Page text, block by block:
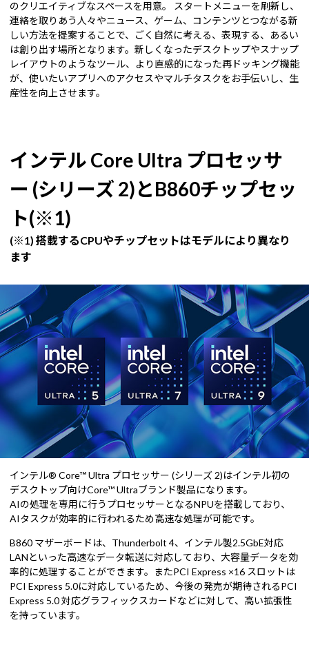
のクリエイティブなスペースを用意。 スタートメニューを刷新し、
連絡を取りあう人々やニュース、ゲーム、コンテンツとつながる新
しい方法を提案することで、ごく自然に考える、表現する、あるい
は創り出す場所となります。新しくなったデスクトップやスナップ
レイアウトのようなツール、より直感的になった再ドッキング機能
が、使いたいアプリへのアクセスやマルチタスクをお手伝いし、生
産性を向上させます。
インテル Core Ultra プロセッサ
ー (シリーズ 2)とB860チップセッ
ト(※1)
(※1) 搭載するCPUやチップセットはモデルにより異なり
ます
インテル® Core™ Ultra プロセッサー (シリーズ 2)はインテル初の
デスクトップ向けCore™ Ultraブランド製品になります。
AIの処理を専用に行うプロセッサーとなるNPUを搭載しており、
AIタスクが効率的に行われるため高速な処理が可能です。
B860 マザーボードは、Thunderbolt 4、インテル製2.5GbE対応
LANといった高速なデータ転送に対応しており、大容量データを効
率的に処理することができます。またPCI Express ×16 スロットは
PCI Express 5.0に対応しているため、今後の発売が期待されるPCI
Express 5.0 対応グラフィックスカードなどに対して、高い拡張性
を持っています。